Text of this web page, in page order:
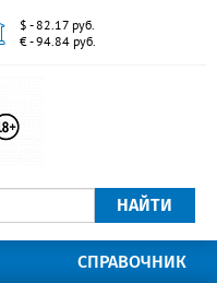
$ - 82.17 руб.
€ - 94.84 руб.
НАЙТИ
СПРАВОЧНИК